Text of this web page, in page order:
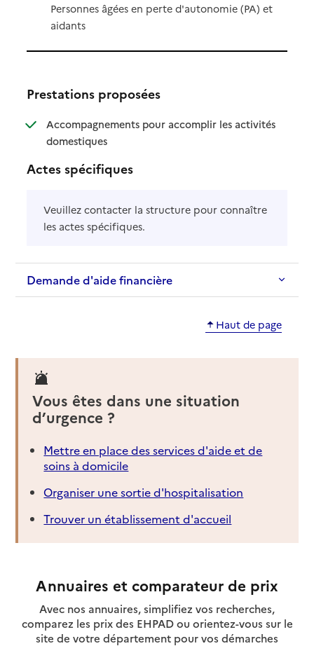
Personnes âgées en perte d'autonomie (PA) et
aidants
Prestations proposées
Accompagnements pour accomplir les activités
domestiques: disponible
: non disponible
Actes spécifiques
Veuillez contacter la structure pour connaître
les actes spécifiques.
Demande d'aide financière
Haut de page
Vous êtes dans une situation
d’urgence ?
Mettre en place des services d'aide et de
soins à domicile
Organiser une sortie d'hospitalisation
Trouver un établissement d'accueil
Annuaires et comparateur de prix
Avec nos annuaires, simplifiez vos recherches,
comparez les prix des EHPAD ou orientez-vous sur le
site de votre département pour vos démarches